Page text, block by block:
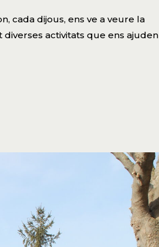
cada dijous, ens ve a veure la
diverses activitats que ens ajuden